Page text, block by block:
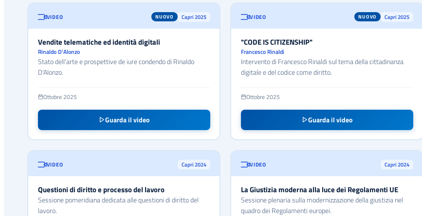
VIDEO NUOVO Capri 2025
Vendite telematiche ed identità digitali
Rinaldo D'Alonzo
Stato dell'arte e prospettive de iure condendo di Rinaldo
D'Alonzo.
Ottobre 2025
Guarda il video
VIDEO NUOVO Capri 2025
"CODE IS CITIZENSHIP"
Francesco Rinaldi
Intervento di Francesco Rinaldi sul tema della cittadinanza
digitale e del codice come diritto.
Ottobre 2025
Guarda il video
VIDEO Capri 2024
Questioni di diritto e processo del lavoro
Sessione pomeridiana dedicata alle questioni di diritto del
lavoro.
VIDEO Capri 2024
La Giustizia moderna alla luce dei Regolamenti UE
Sessione plenaria sulla modernizzazione della giustizia nel
quadro dei Regolamenti europei.